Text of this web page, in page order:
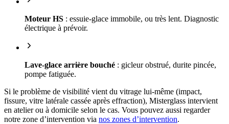
Moteur HS : essuie-glace immobile, ou très lent. Diagnostic
électrique à prévoir.
Lave-glace arrière bouché : gicleur obstrué, durite pincée,
pompe fatiguée.
Si le problème de visibilité vient du vitrage lui-même (impact,
fissure, vitre latérale cassée après effraction), Misterglass intervient
en atelier ou à domicile selon le cas. Vous pouvez aussi regarder
notre zone d’intervention via nos zones d’intervention.